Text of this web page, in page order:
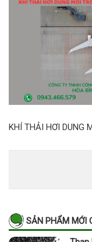
KHÍ THẢI HƠI DUNG
SẢN PHẨM MỚI